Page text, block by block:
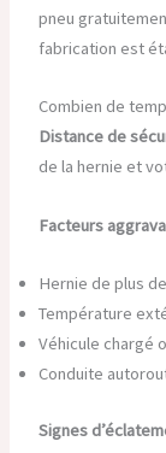
pneu
fabrication est
Combien de
Distance de
de la hernie et
Facteurs
Hernie de plus
Température
Véhicule chargé
Conduite
Signes